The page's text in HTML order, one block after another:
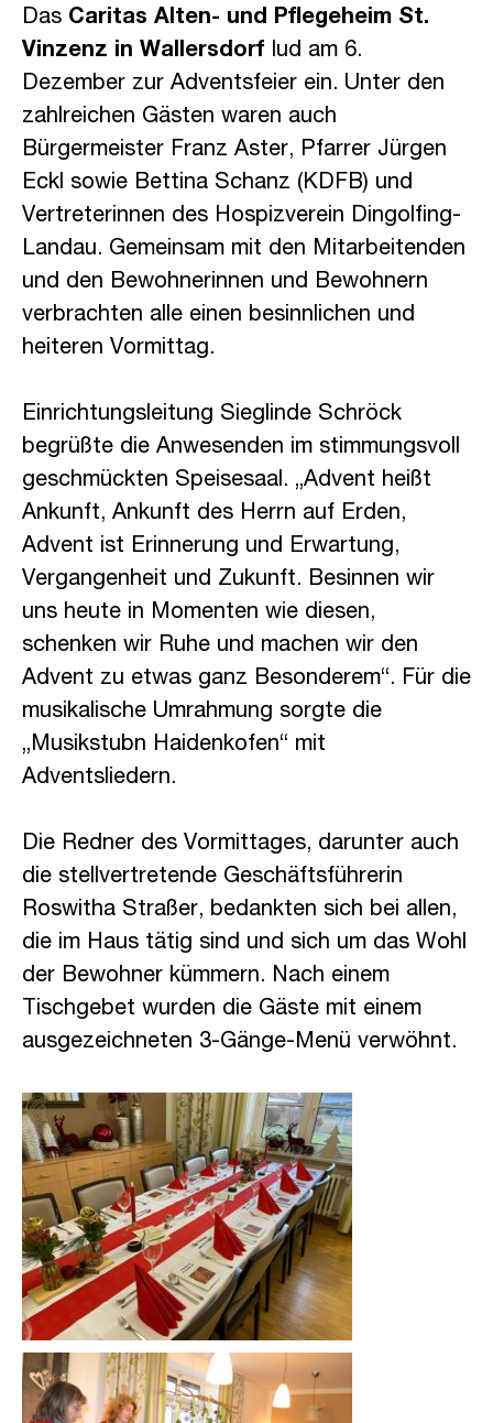
Das Caritas Alten- und Pflegeheim St.
Vinzenz in Wallersdorf lud am 6.
Dezember zur Adventsfeier ein. Unter den
zahlreichen Gästen waren auch
Bürgermeister Franz Aster, Pfarrer Jürgen
Eckl sowie Bettina Schanz (KDFB) und
Vertreterinnen des Hospizverein Dingolfing-
Landau. Gemeinsam mit den Mitarbeitenden
und den Bewohnerinnen und Bewohnern
verbrachten alle einen besinnlichen und
heiteren Vormittag.
Einrichtungsleitung Sieglinde Schröck
begrüßte die Anwesenden im stimmungsvoll
geschmückten Speisesaal. „Advent heißt
Ankunft, Ankunft des Herrn auf Erden,
Advent ist Erinnerung und Erwartung,
Vergangenheit und Zukunft. Besinnen wir
uns heute in Momenten wie diesen,
schenken wir Ruhe und machen wir den
Advent zu etwas ganz Besonderem“. Für die
musikalische Umrahmung sorgte die
„Musikstubn Haidenkofen“ mit
Adventsliedern.
Die Redner des Vormittages, darunter auch
die stellvertretende Geschäftsführerin
Roswitha Straßer, bedankten sich bei allen,
die im Haus tätig sind und sich um das Wohl
der Bewohner kümmern. Nach einem
Tischgebet wurden die Gäste mit einem
ausgezeichneten 3-Gänge-Menü verwöhnt.